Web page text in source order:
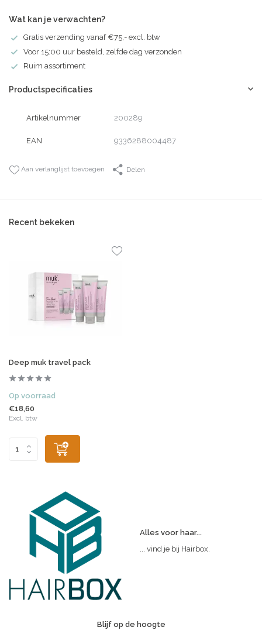
Wat kan je verwachten?
Gratis verzending vanaf €75,- excl. btw
Voor 15:00 uur besteld, zelfde dag verzonden
Ruim assortiment
Productspecificaties
Artikelnummer 200289
EAN 9336288004487
Aan verlanglijst toevoegen Delen
Recent bekeken
Deep muk travel pack
Op voorraad
€18,60
Excl. btw
Alles voor haar...
... vind je bij Hairbox.
Blijf op de hoogte